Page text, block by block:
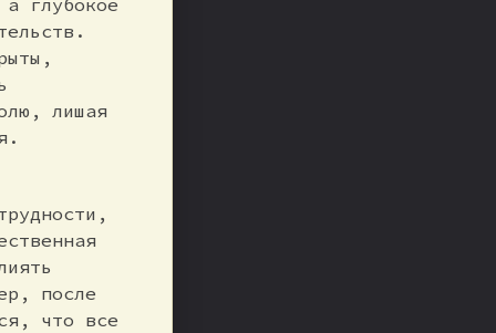
лишая
после
что все